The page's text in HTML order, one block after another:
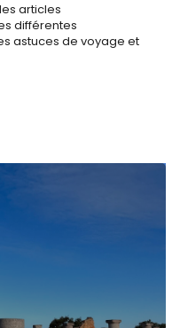
articles
différentes
astuces de voyage et